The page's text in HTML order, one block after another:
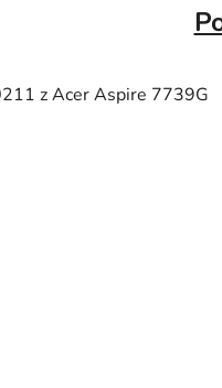
z Acer Aspire 7739G